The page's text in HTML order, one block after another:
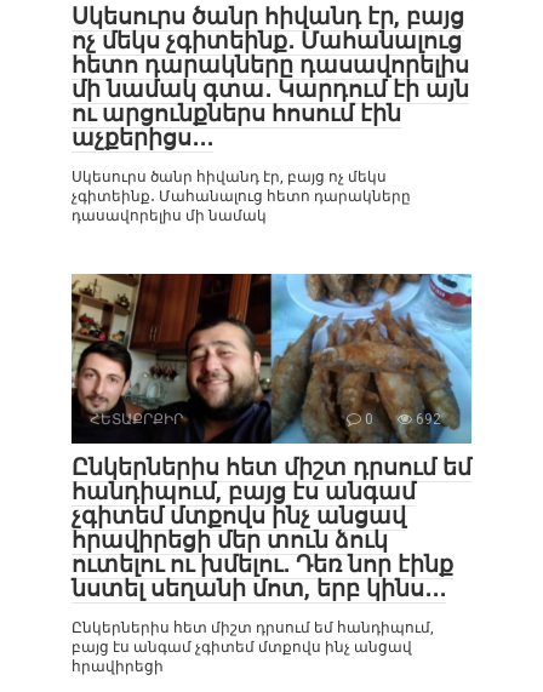
Սկեսուրս ծանր հիվանդ էր, բայց
ոչ մեկս չգիտեինք․ Մահանալուց
հետո դարակները դասավորելիս
մի նամակ գտա․ Կարդում էի այն
ու արցունքներս հոսում էին
աչքերիցս․․․
Սկեսուրս ծանր հիվանդ էր, բայց ոչ մեկս
չգիտեինք․ Մահանալուց հետո դարակները
դասավորելիս մի նամակ
ՀԵՏԱՔՐՔԻՐ 0 692
Ընկերներիս հետ միշտ դրսում եմ
հանդիպում, բայց էս անգամ
չգիտեմ մտքովս ինչ անցավ
հրավիրեցի մեր տուն ձուկ
ուտելու ու խմելու․ Դեռ նոր էինք
նստել սեղանի մոտ, երբ կինս․․․
Ընկերներիս հետ միշտ դրսում եմ հանդիպում,
բայց էս անգամ չգիտեմ մտքովս ինչ անցավ
հրավիրեցի